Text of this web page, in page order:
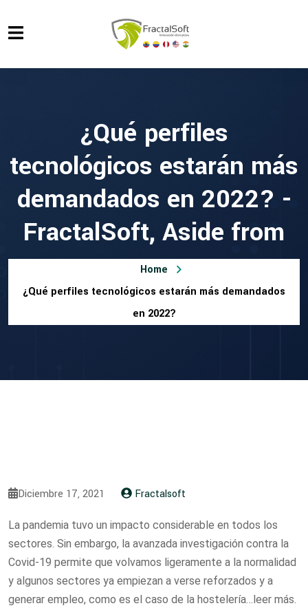
¿Qué perfiles
tecnológicos estarán más
demandados en 2022? -
FractalSoft, Aside from
Home
¿Qué perfiles tecnológicos estarán más demandados
en 2022?
Diciembre 17, 2021 Fractalsoft
La pandemia tuvo un impacto considerable en todos los
sectores. Sin embargo, la avanzada investigación contra la
Covid-19 permite que volvamos ligeramente a la normalidad
y algunos sectores ya empiezan a verse reforzados y a
generar empleo, como es el caso de la hostelería…leer más.